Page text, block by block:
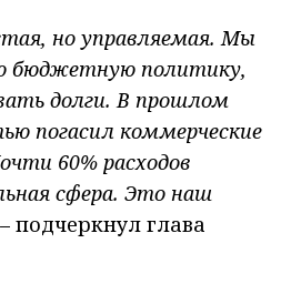
но управляемая. Мы
бюджетную политику,
долги. В прошлом
погасил коммерческие
60% расходов
сфера. Это наш
подчеркнул глава